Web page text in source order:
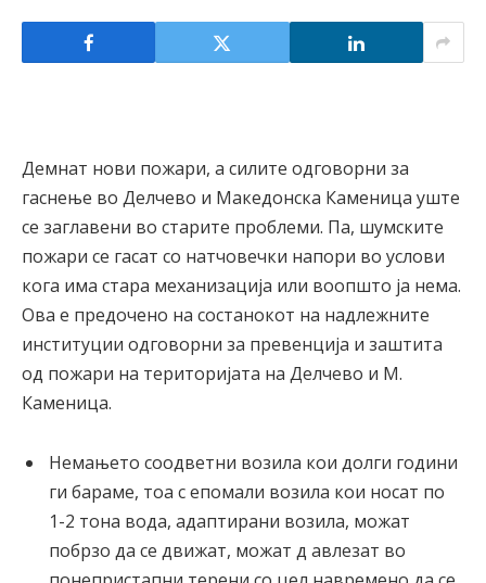
Демнат нови пожари, а силите одговорни за
гаснење во Делчево и Македонска Каменица уште
се заглавени во старите проблеми. Па, шумските
пожари се гасат со натчовечки напори во услови
кога има стара механизација или воопшто ја нема.
Ова е предочено на состанокот на надлежните
институции одговорни за превенција и заштита
од пожари на територијата на Делчево и М.
Каменица.
Немањето соодветни возила кои долги години
ги бараме, тоа с епомали возила кои носат по
1-2 тона вода, адаптирани возила, можат
побрзо да се движат, можат д авлезат во